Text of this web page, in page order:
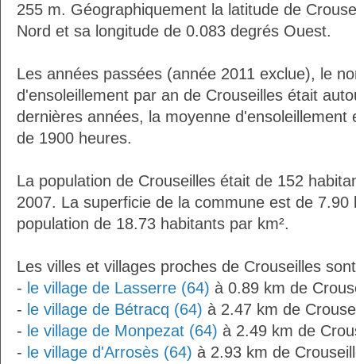
255 m. Géographiquement la latitude de
Nord et sa longitude de 0.083 degrés Ouest.
Les années passées (année 2011 exclue), le
d'ensoleillement par an de Crouseilles était
dernières années, la moyenne d'ensoleillement
de 1900 heures.
La population de Crouseilles était de 152
2007. La superficie de la commune est de 7.90
population de 18.73 habitants par km².
Les villes et villages proches de Crouseilles
- le village de Lasserre (64) à 0.89 km de
- le village de Bétracq (64) à 2.47 km de
- le village de Monpezat (64) à 2.49 km de
- le village d'Arrosès (64) à 2.93 km de